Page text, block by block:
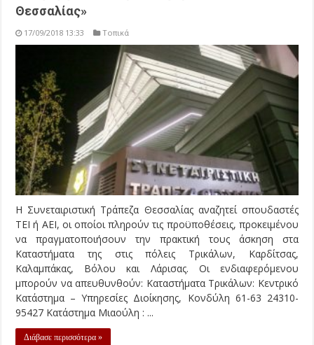
Θεσσαλίας»
17/09/2018 13:33 Τοπικά
Η Συνεταιριστική Τράπεζα Θεσσαλίας αναζητεί σπουδαστές
ΤΕΙ ή ΑΕΙ, οι οποίοι πληρούν τις προϋποθέσεις, προκειμένου
να πραγματοποιήσουν την πρακτική τους άσκηση στα
Καταστήματα της στις πόλεις Τρικάλων, Καρδίτσας,
Καλαμπάκας, Βόλου και Λάρισας. Οι ενδιαφερόμενου
μπορούν να απευθυνθούν: Καταστήματα Τρικάλων: Κεντρικό
Κατάστημα – Υπηρεσίες Διοίκησης, Κονδύλη 61-63 24310-
95427 Κατάστημα Μιαούλη : ...
Διάβασε περισσότερα »